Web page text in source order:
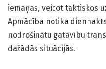
iemaņas, veicot taktiskos
Apmācība notika
nodrošinātu gatavību
dažādās situācijās.